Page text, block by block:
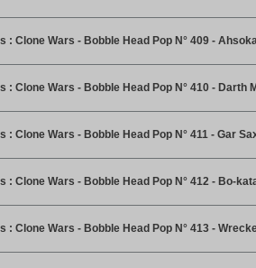
: Clone Wars - Bobble Head Pop N° 409 -
: Clone Wars - Bobble Head Pop N° 410 - Darth
: Clone Wars - Bobble Head Pop N° 411 - Gar
: Clone Wars - Bobble Head Pop N° 412 - Bo-
: Clone Wars - Bobble Head Pop N° 413 -